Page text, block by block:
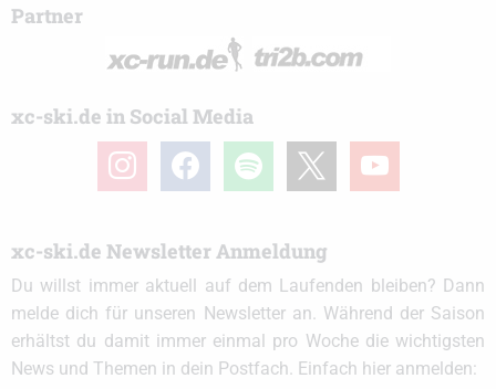
Partner
xc-ski.de in Social Media
instagramfacebook spotify youtube
xc-ski.de Newsletter Anmeldung
Du willst immer aktuell auf dem Laufenden bleiben? Dann
melde dich für unseren Newsletter an. Während der Saison
erhältst du damit immer einmal pro Woche die wichtigsten
News und Themen in dein Postfach. Einfach hier anmelden: